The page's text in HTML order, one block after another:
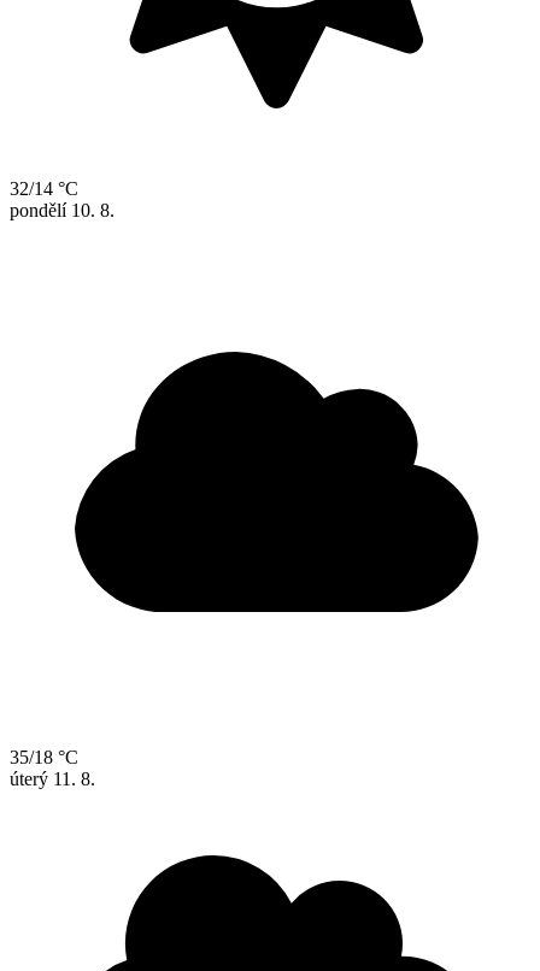
32/14 °C
pondělí 10. 8.
35/18 °C
úterý 11. 8.